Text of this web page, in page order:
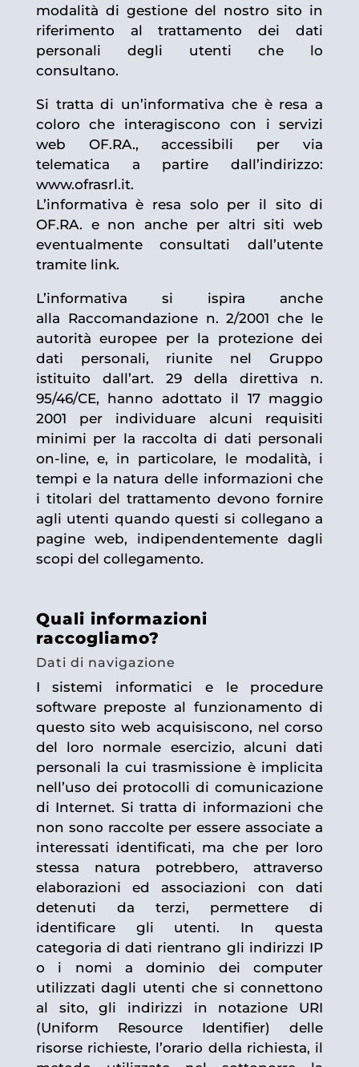
modalità di gestione del nostro sito in
riferimento al trattamento dei dati
personali degli utenti che lo
consultano.
Si tratta di un’informativa che è resa a
coloro che interagiscono con i servizi
web OF.RA., accessibili per via
telematica a partire dall’indirizzo:
www.ofrasrl.it.
L’informativa è resa solo per il sito di
OF.RA. e non anche per altri siti web
eventualmente consultati dall’utente
tramite link.
L’informativa si ispira anche
alla Raccomandazione n. 2/2001 che le
autorità europee per la protezione dei
dati personali, riunite nel Gruppo
istituito dall’art. 29 della direttiva n.
95/46/CE, hanno adottato il 17 maggio
2001 per individuare alcuni requisiti
minimi per la raccolta di dati personali
on-line, e, in particolare, le modalità, i
tempi e la natura delle informazioni che
i titolari del trattamento devono fornire
agli utenti quando questi si collegano a
pagine web, indipendentemente dagli
scopi del collegamento.
Quali informazioni
raccogliamo?
Dati di navigazione
I sistemi informatici e le procedure
software preposte al funzionamento di
questo sito web acquisiscono, nel corso
del loro normale esercizio, alcuni dati
personali la cui trasmissione è implicita
nell’uso dei protocolli di comunicazione
di Internet. Si tratta di informazioni che
non sono raccolte per essere associate a
interessati identificati, ma che per loro
stessa natura potrebbero, attraverso
elaborazioni ed associazioni con dati
detenuti da terzi, permettere di
identificare gli utenti. In questa
categoria di dati rientrano gli indirizzi IP
o i nomi a dominio dei computer
utilizzati dagli utenti che si connettono
al sito, gli indirizzi in notazione URI
(Uniform Resource Identifier) delle
risorse richieste, l’orario della richiesta, il